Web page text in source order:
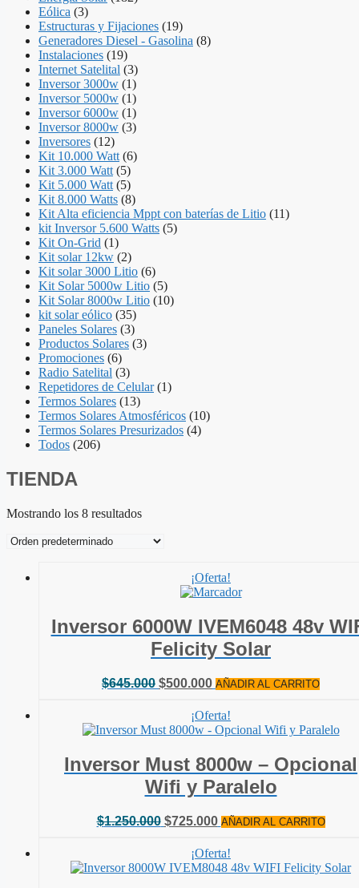
Eólica (3)
Estructuras y Fijaciones (19)
Generadores Diesel - Gasolina (8)
Instalaciones (19)
Internet Satelital (3)
Inversor 3000w (1)
Inversor 5000w (1)
Inversor 6000w (1)
Inversor 8000w (3)
Inversores (12)
Kit 10.000 Watt (6)
Kit 3.000 Watt (5)
Kit 5.000 Watt (5)
Kit 8.000 Watts (8)
Kit Alta eficiencia Mppt con baterías de Litio (11)
kit Inversor 5.600 Watts (5)
Kit On-Grid (1)
Kit solar 12kw (2)
Kit solar 3000 Litio (6)
Kit Solar 5000w Litio (5)
Kit Solar 8000w Litio (10)
kit solar eólico (35)
Paneles Solares (3)
Productos Solares (3)
Promociones (6)
Radio Satelital (3)
Repetidores de Celular (1)
Termos Solares (13)
Termos Solares Atmosféricos (10)
Termos Solares Presurizados (4)
Todos (206)
TIENDA
Mostrando los 8 resultados
¡Oferta!
Inversor 6000W IVEM6048 48v
Felicity Solar
$645.000 El
original
era:
$645.000.
$500.000El
actual
es:
$500.000.
AÑADIR AL CARRITO
¡Oferta!
Inversor Must 8000w – Opcional
Wifi y Paralelo
$1.250.000 El
original
era:
$1.250.000.
$725.000El
actual
es:
$725.000.
AÑADIR AL CARRITO
¡Oferta!